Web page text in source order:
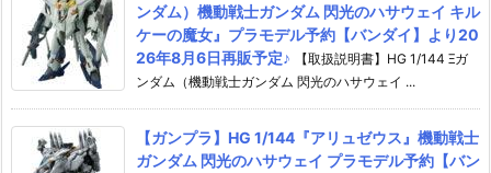
ンダム）機動戦士ガンダム 閃光のハサウェイ キル
ケーの魔女』プラモデル予約【バンダイ】より20
26年8月6日再販予定♪
【取扱説明書】HG 1/144 Ξガ
ンダム（機動戦士ガンダム 閃光のハサウェイ ...
【ガンプラ】HG 1/144『アリュゼウス』機動戦士
ガンダム 閃光のハサウェイ プラモデル予約【バン